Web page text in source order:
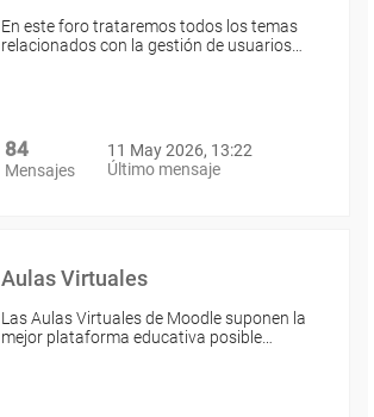
En este foro trataremos todos los temas
relacionados con la gestión de usuarios…
84
Mensajes
11 May 2026, 13:22
Último mensaje
Aulas Virtuales
Las Aulas Virtuales de Moodle suponen la
mejor plataforma educativa posible…